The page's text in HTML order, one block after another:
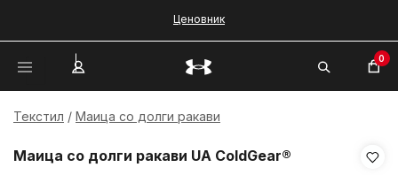
Ценовник
0
Текстил Маица со долги ракави
Маица со долги ракави UA ColdGear®